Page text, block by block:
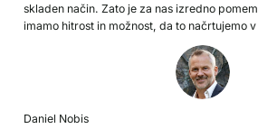
skladen način. Zato je za nas izredno
imamo hitrost in možnost, da to načrtujemo
Daniel Nobis